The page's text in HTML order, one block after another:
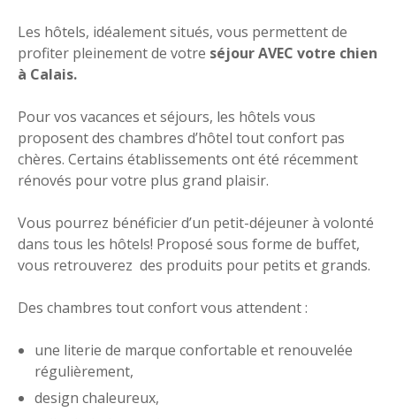
Les hôtels, idéalement situés, vous permettent de
profiter pleinement de votre séjour AVEC votre chien
à Calais.
Pour vos vacances et séjours, les hôtels vous
proposent des chambres d’hôtel tout confort pas
chères. Certains établissements ont été récemment
rénovés pour votre plus grand plaisir.
Vous pourrez bénéficier d’un petit-déjeuner à volonté
dans tous les hôtels! Proposé sous forme de buffet,
vous retrouverez des produits pour petits et grands.
Des chambres tout confort vous attendent :
une literie de marque confortable et renouvelée
régulièrement,
design chaleureux,